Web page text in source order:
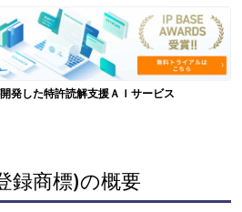
発した特許読解支援ＡＩサービス
録商標)の概要